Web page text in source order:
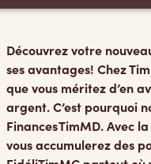
Découvrez votre
ses avantages! Chez
que vous méritez d’en
argent. C’est pourquoi
Finances TimMD. Avec
vous accumulerez des